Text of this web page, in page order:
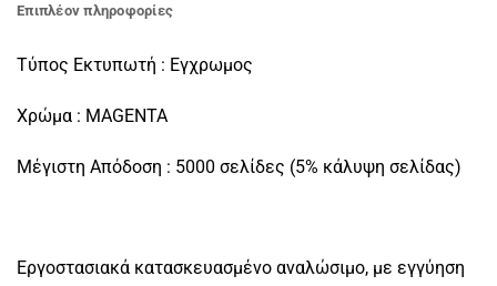
Επιπλέον πληροφορίες
Τύπος Εκτυπωτή : Εγχρωμος
Χρώμα : MAGENTA
Μέγιστη Απόδοση : 5000 σελίδες (5% κάλυψη σελίδας)
Εργοστασιακά κατασκευασμένο αναλώσιμο, με εγγύηση